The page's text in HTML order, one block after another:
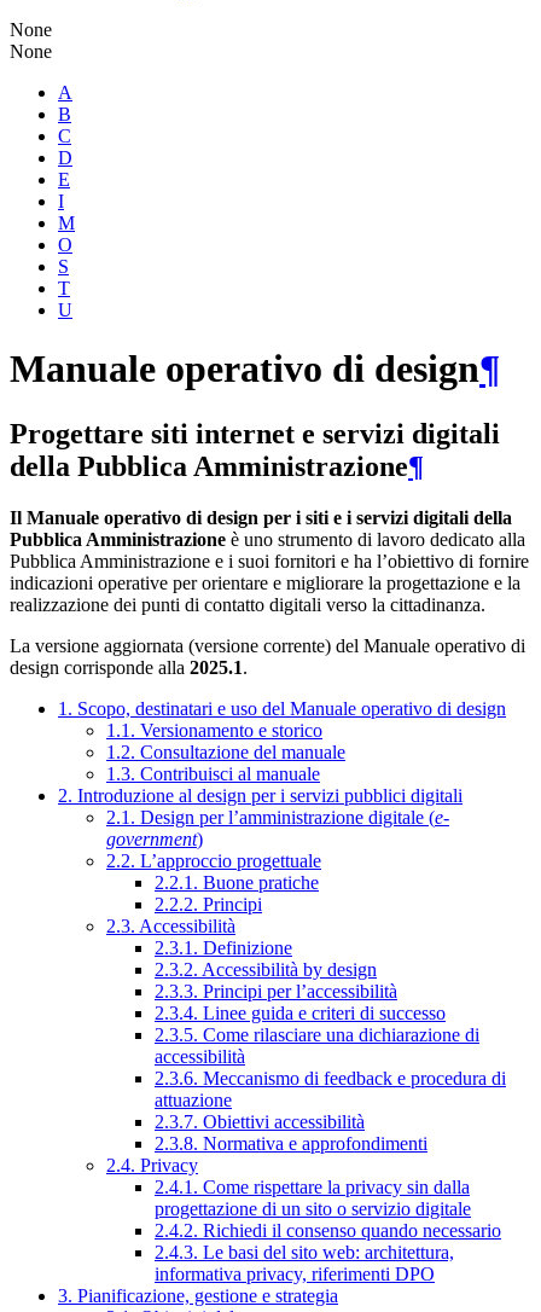
None
None
A
B
C
D
E
I
M
O
S
T
U
Manuale operativo di design¶
Progettare siti internet e servizi digitali
della Pubblica Amministrazione¶
Il Manuale operativo di design per i siti e i servizi digitali della
Pubblica Amministrazione è uno strumento di lavoro dedicato alla
Pubblica Amministrazione e i suoi fornitori e ha l’obiettivo di fornire
indicazioni operative per orientare e migliorare la progettazione e la
realizzazione dei punti di contatto digitali verso la cittadinanza.
La versione aggiornata (versione corrente) del Manuale operativo di
design corrisponde alla 2025.1.
1. Scopo, destinatari e uso del Manuale operativo di design
1.1. Versionamento e storico
1.2. Consultazione del manuale
1.3. Contribuisci al manuale
2. Introduzione al design per i servizi pubblici digitali
2.1. Design per l’amministrazione digitale (e-
government)
2.2. L’approccio progettuale
2.2.1. Buone pratiche
2.2.2. Principi
2.3. Accessibilità
2.3.1. Definizione
2.3.2. Accessibilità by design
2.3.3. Principi per l’accessibilità
2.3.4. Linee guida e criteri di successo
2.3.5. Come rilasciare una dichiarazione di
accessibilità
2.3.6. Meccanismo di feedback e procedura di
attuazione
2.3.7. Obiettivi accessibilità
2.3.8. Normativa e approfondimenti
2.4. Privacy
2.4.1. Come rispettare la privacy sin dalla
progettazione di un sito o servizio digitale
2.4.2. Richiedi il consenso quando necessario
2.4.3. Le basi del sito web: architettura,
informativa privacy, riferimenti DPO
3. Pianificazione, gestione e strategia